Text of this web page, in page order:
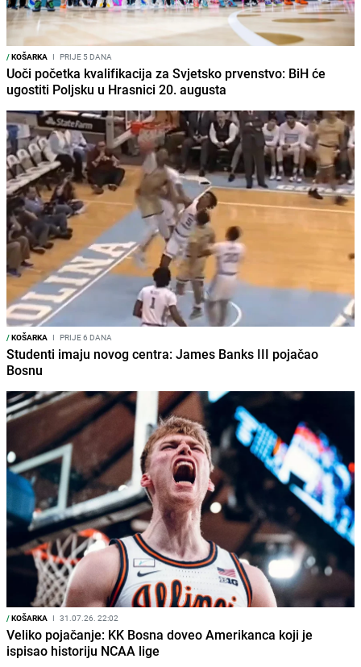
/KOŠARKA I PRIJE 5 DANA
Uoči početka kvalifikacija za Svjetsko prvenstvo: BiH će
ugostiti Poljsku u Hrasnici 20. augusta
/KOŠARKA I PRIJE 6 DANA
Studenti imaju novog centra: James Banks III pojačao
Bosnu
/KOŠARKA I 31.07.26. 22:02
Veliko pojačanje: KK Bosna doveo Amerikanca koji je
ispisao historiju NCAA lige